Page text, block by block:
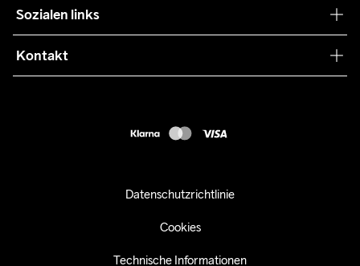
Zusammenarbeit
Press
Retouren
Kundendienst
Sozialen links
Kontakt
Datenschutzrichtlinie
Cookies
Technische Informationen